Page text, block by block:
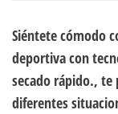
Siéntete cómodo
deportiva con
secado rápido.,
diferentes